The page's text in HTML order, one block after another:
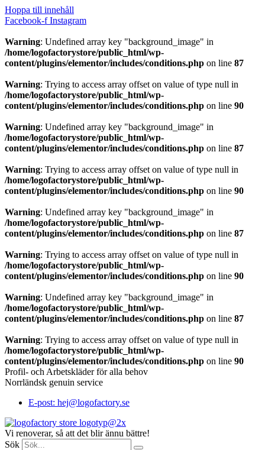
Hoppa till innehåll
Facebook-f Instagram
Warning: Undefined array key "background_image" in
/home/logofactorystore/public_html/wp-
content/plugins/elementor/includes/conditions.php on line 87
Warning: Trying to access array offset on value of type null in
/home/logofactorystore/public_html/wp-
content/plugins/elementor/includes/conditions.php on line 90
Warning: Undefined array key "background_image" in
/home/logofactorystore/public_html/wp-
content/plugins/elementor/includes/conditions.php on line 87
Warning: Trying to access array offset on value of type null in
/home/logofactorystore/public_html/wp-
content/plugins/elementor/includes/conditions.php on line 90
Warning: Undefined array key "background_image" in
/home/logofactorystore/public_html/wp-
content/plugins/elementor/includes/conditions.php on line 87
Warning: Trying to access array offset on value of type null in
/home/logofactorystore/public_html/wp-
content/plugins/elementor/includes/conditions.php on line 90
Warning: Undefined array key "background_image" in
/home/logofactorystore/public_html/wp-
content/plugins/elementor/includes/conditions.php on line 87
Warning: Trying to access array offset on value of type null in
/home/logofactorystore/public_html/wp-
content/plugins/elementor/includes/conditions.php on line 90
Profil- och Arbetskläder för alla behov
Norrländsk genuin service
E-post: hej@logofactory.se
Vi renoverar, så att det blir ännu bättre!
Sök